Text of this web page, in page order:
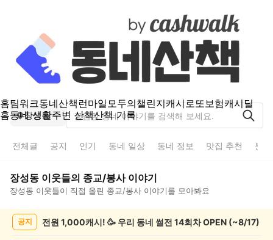
홈팀워크동네산책런마일모두의챌린지캐시로또보험캐시딜
홈동네 생활주변 산책산책 기록
장성동
전체글 공지 인기 동네 일상 동네 정보 맛집 추천 분
장성동 이웃들의 종교/봉사이야기
장성동 이웃들이 직접 올린 종교/봉사 이야기를 모아봐요
공지 전원 1,000캐시! 🥳 우리 동네 썰전 14회차 OPEN (~8/17)